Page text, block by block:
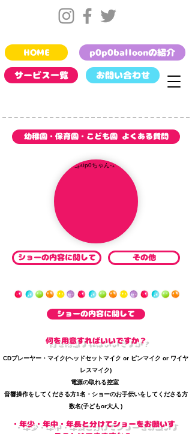
お問い合わせ
HOME
サービス一覧
p0p0balloonの紹介
幼稚園・保育園・こども園 よくある質問
ショーの内容に関して その他
ショーの内容に関して
何を用意すればいいですか？
CDプレーヤー・マイク(ヘッドセットマイク or ピンマイク or ワイヤ
レスマイク)
​電源の取れる控室
音響操作をしてくださる方1名・ショーのお手伝いをしてくださる方
数名(子どもor大人 )
・​年少・年中・年長と分けてショーをお願いす